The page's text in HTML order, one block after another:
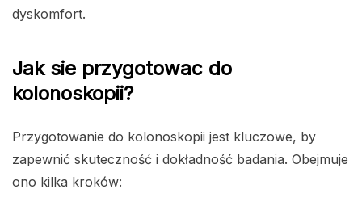
dyskomfort.
Jak sie przygotowac do
kolonoskopii?
Przygotowanie do kolonoskopii jest kluczowe, by
zapewnić skuteczność i dokładność badania. Obejmuje
ono kilka kroków: